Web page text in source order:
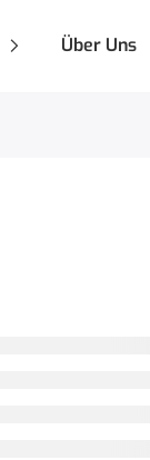
Über Uns